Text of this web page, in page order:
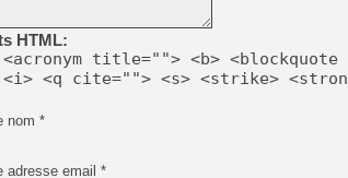
[LS] [PS5] ps5-y2jb-
[GK] Pourquoi Marvel
[GK] Test : Restory : Chill
[GK] GTA 6 : Rockstar
[GK] Hot Wheels Infinite
[GK] Mémoire cash -
[GK] Résultats Nintendo :
HTML:
title=""> <b> <blockquote
<i> <q cite=""> <s> <strike>
nom *
adresse email *